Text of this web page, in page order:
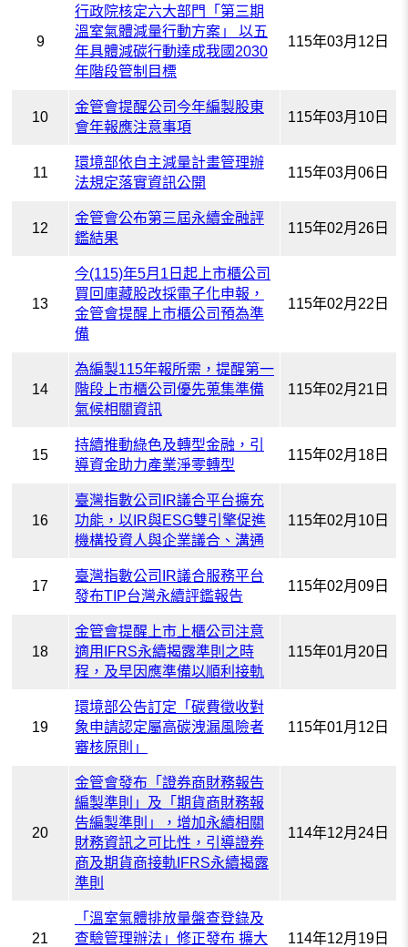
9
行政院核定六大部門「第三期
溫室氣體減量行動方案」 以五
年具體減碳行動達成我國2030
年階段管制目標
115年03月12日
10
金管會提醒公司今年編製股東
會年報應注意事項
115年03月10日
11
環境部依自主減量計畫管理辦
法規定落實資訊公開
115年03月06日
12
金管會公布第三屆永續金融評
鑑結果
115年02月26日
13
今(115)年5月1日起上市櫃公司
買回庫藏股改採電子化申報，
金管會提醒上市櫃公司預為準
備
115年02月22日
14
為編製115年報所需，提醒第一
階段上市櫃公司優先蒐集準備
氣候相關資訊
115年02月21日
15
持續推動綠色及轉型金融，引
導資金助力產業淨零轉型
115年02月18日
16
臺灣指數公司IR議合平台擴充
功能，以IR與ESG雙引擎促進
機構投資人與企業議合、溝通
115年02月10日
17
臺灣指數公司IR議合服務平台
發布TIP台灣永續評鑑報告
115年02月09日
18
金管會提醒上市上櫃公司注意
適用IFRS永續揭露準則之時
程，及早因應準備以順利接軌
115年01月20日
19
環境部公告訂定「碳費徵收對
象申請認定屬高碳洩漏風險者
審核原則」
115年01月12日
20
金管會發布「證券商財務報告
編製準則」及「期貨商財務報
告編製準則」，增加永續相關
財務資訊之可比性，引導證券
商及期貨商接軌IFRS永續揭露
準則
114年12月24日
21
「溫室氣體排放量盤查登錄及
查驗管理辦法」修正發布 擴大
114年12月19日